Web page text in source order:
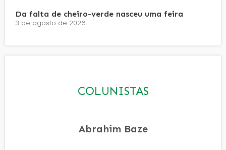
Da falta de cheiro-verde nasceu uma feira
3 de agosto de 2026
COLUNISTAS
Abrahim Baze